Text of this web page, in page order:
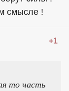
смысле !
+1
то часть